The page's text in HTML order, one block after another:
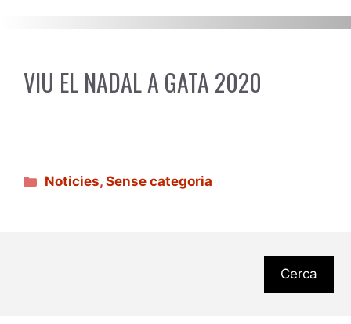
VIU EL NADAL A GATA 2020
Categories
Noticies,Sense categoria
Cerca